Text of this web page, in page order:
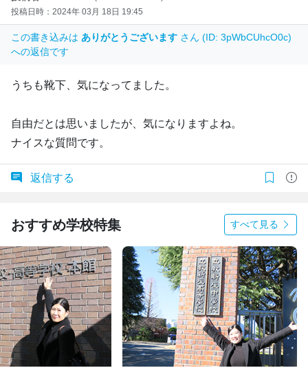
投稿日時：2024年 03月 18日 19:45
この書き込みは ありがとうございます さん (ID: 3pWbCUhcO0c)
への返信です
うちも靴下、気になってました。
自由だとは思いましたが、気になりますよね。
ナイスな質問です。
返信する
おすすめ学校特集 すべて見る